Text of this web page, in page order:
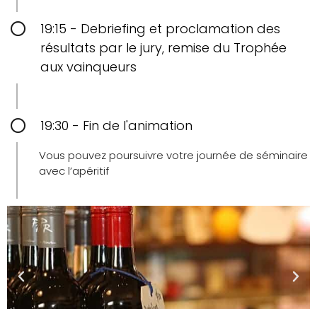
19:15 - Debriefing et proclamation des
résultats par le jury, remise du Trophée
aux vainqueurs
19:30 - Fin de l'animation
Vous pouvez poursuivre votre journée de séminaire
avec l’apéritif